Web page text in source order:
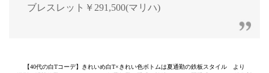
ブレスレット￥291,500(マリハ)
【40代の白Tコーデ】きれいめ白T×きれい色ボトムは夏通勤の鉄板スタイル より